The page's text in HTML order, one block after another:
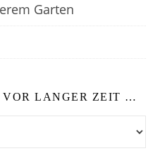
Garten
VOR LANGER ZEIT …